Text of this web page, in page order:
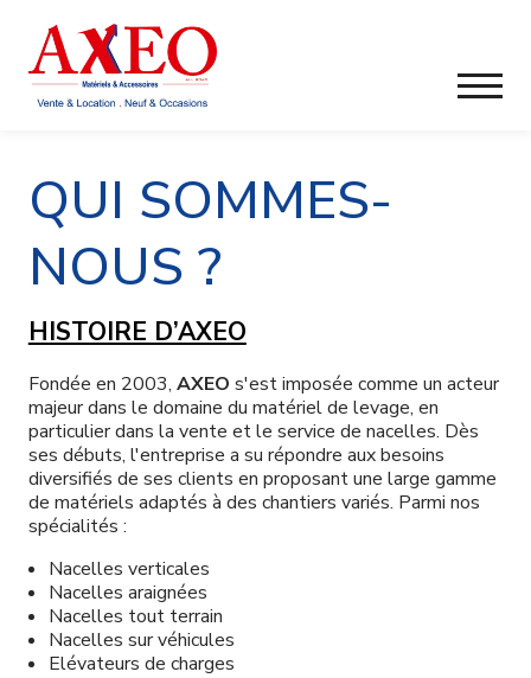
QUI SOMMES-
NOUS ?
HISTOIRE D’AXEO
Fondée en 2003, AXEO s'est imposée comme un acteur
majeur dans le domaine du matériel de levage, en
particulier dans la vente et le service de nacelles. Dès
ses débuts, l'entreprise a su répondre aux besoins
diversifiés de ses clients en proposant une large gamme
de matériels adaptés à des chantiers variés. Parmi nos
spécialités :
Nacelles verticales
Nacelles araignées
Nacelles tout terrain
Nacelles sur véhicules
Elévateurs de charges